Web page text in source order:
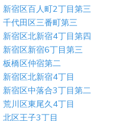
新宿区百人町2丁目第三
千代田区三番町第三
新宿区北新宿4丁目第四
新宿区新宿6丁目第三
板橋区仲宿第二
新宿区北新宿4丁目
新宿区中落合3丁目第二
荒川区東尾久4丁目
北区王子3丁目